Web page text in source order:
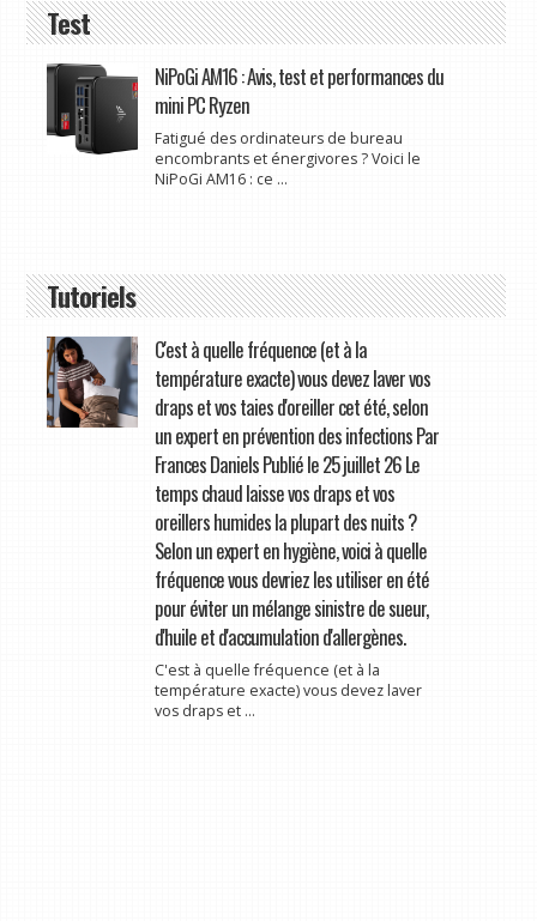
Test
NiPoGi AM16 : Avis, test et performances du
mini PC Ryzen
Fatigué des ordinateurs de bureau
encombrants et énergivores ? Voici le
NiPoGi AM16 : ce ...
Tutoriels
C'est à quelle fréquence (et à la
température exacte) vous devez laver vos
draps et vos taies d'oreiller cet été, selon
un expert en prévention des infections Par
Frances Daniels Publié le 25 juillet 26 Le
temps chaud laisse vos draps et vos
oreillers humides la plupart des nuits ?
Selon un expert en hygiène, voici à quelle
fréquence vous devriez les utiliser en été
pour éviter un mélange sinistre de sueur,
d'huile et d'accumulation d'allergènes.
C'est à quelle fréquence (et à la
température exacte) vous devez laver
vos draps et ...